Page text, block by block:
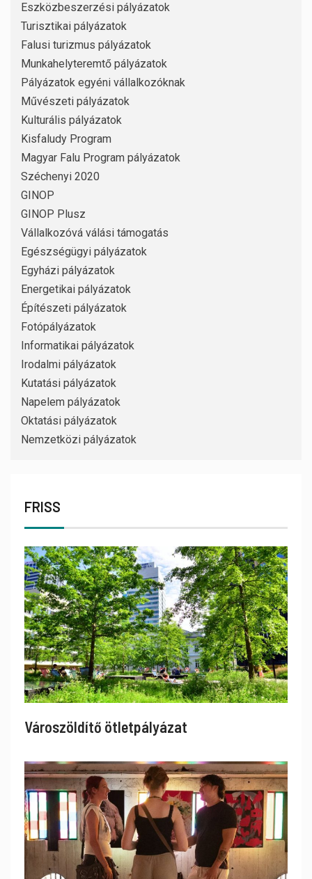
Eszközbeszerzési pályázatok
Turisztikai pályázatok
Falusi turizmus pályázatok
Munkahelyteremtő pályázatok
Pályázatok egyéni vállalkozóknak
Művészeti pályázatok
Kulturális pályázatok
Kisfaludy Program
Magyar Falu Program pályázatok
Széchenyi 2020
GINOP
GINOP Plusz
Vállalkozóvá válási támogatás
Egészségügyi pályázatok
Egyházi pályázatok
Energetikai pályázatok
Építészeti pályázatok
Fotópályázatok
Informatikai pályázatok
Irodalmi pályázatok
Kutatási pályázatok
Napelem pályázatok
Oktatási pályázatok
Nemzetközi pályázatok
FRISS
Városzöldítő ötletpályázat